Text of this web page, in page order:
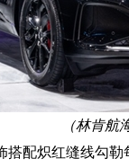
（林肯航
搭配炽红缝线勾